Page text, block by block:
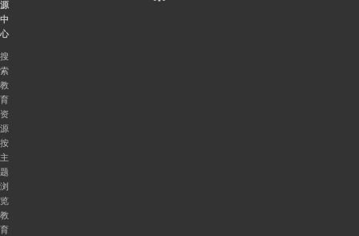
源
中
心
搜
索
教
育
资
源
按
主
题
浏
览
教
育